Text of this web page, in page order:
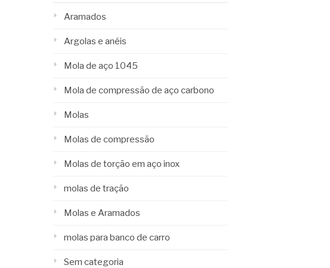
Aramados
Argolas e anéis
Mola de aço 1045
Mola de compressão de aço carbono
Molas
Molas de compressão
Molas de torção em aço inox
molas de tração
Molas e Aramados
molas para banco de carro
Sem categoria